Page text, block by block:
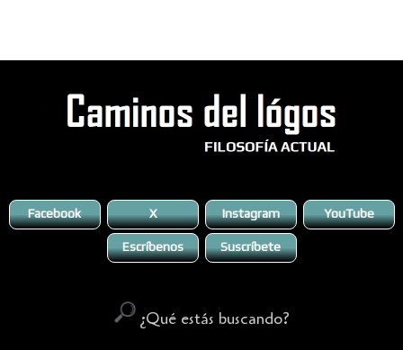
Facebook X Instagram YouTube
Escríbenos Suscríbete
¿Qué estás buscando?